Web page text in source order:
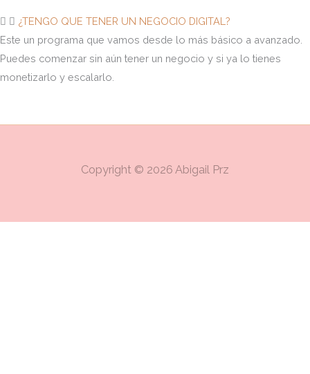
¿TENGO QUE TENER UN NEGOCIO DIGITAL?
Este un programa que vamos desde lo más básico a avanzado.
Puedes comenzar sin aún tener un negocio y si ya lo tienes
monetizarlo y escalarlo.
Copyright © 2026 Abigail Prz